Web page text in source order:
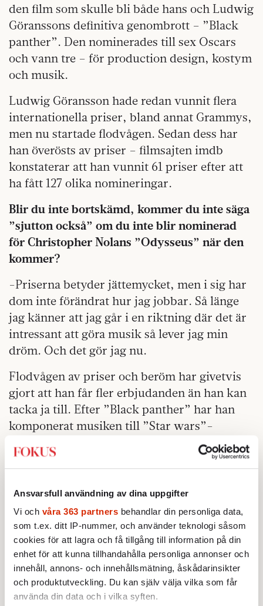
Ansvarsfull användning av dina uppgifter
Vi och våra 363 partners behandlar din personliga data,
som t.ex. ditt IP-nummer, och använder teknologi såsom
cookies för att lagra och få tillgång till information på din
enhet för att kunna tillhandahålla personliga annonser och
innehåll, annons- och innehållsmätning, åskådarinsikter
och produktutveckling. Du kan själv välja vilka som får
använda din data och i vilka syften.
den film som skulle bli både hans och Ludwig
Göranssons definitiva genombrott – ”Black
panther”. Den nominerades till sex Oscars
och vann tre – för production design, kostym
och musik.
Ludwig Göransson hade redan vunnit flera
internationella priser, bland annat Grammys,
men nu startade flodvågen. Sedan dess har
han överösts av priser – filmsajten imdb
konstaterar att han vunnit 61 priser efter att
ha fått 127 olika nomineringar.
Blir du inte bortskämd, kommer du inte säga
”sjutton också” om du inte blir nominerad
för Christopher Nolans ”Odysseus” när den
kommer?
-Priserna betyder jättemycket, men i sig har
dom inte förändrat hur jag jobbar. Så länge
jag känner att jag går i en riktning där det är
intressant att göra musik så lever jag min
dröm. Och det gör jag nu.
Flodvågen av priser och beröm har givetvis
gjort att han får fler erbjudanden än han kan
tacka ja till. Efter ”Black panther” har han
komponerat musiken till ”Star wars”-
serierna ”The Mandalorian”, ”The book of
Boba Fett” och ”Historien om Sverige”, samt
panther: Wakanda forever” och
”Oppenheimer”. ”Tenet” och
”Oppenheimer” är båda regisserade av
Christopher Nolan, en annan regissör Ludwig
har ett etablerat samarbete med. Hans nästa
jobb är just musiken till Nolans ”Odysseus”,
som nu är under inspelning i södra Europa